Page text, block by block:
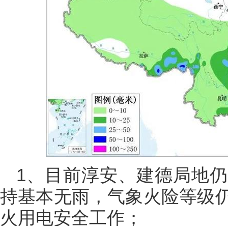
1、目前淳安、建德局地
持基本无雨，气象火险等级
火用电安全工作；